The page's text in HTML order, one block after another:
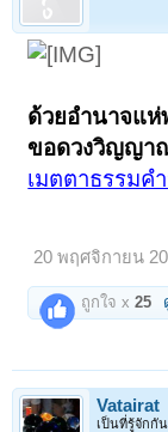
ด้วยอำนาจแห่
ขอดวงวิญญา
เมตตาธรรมค
20 พฤศจิกายน
ถูกใจ x25
Vatairat
เป็นที่รู้จักกั